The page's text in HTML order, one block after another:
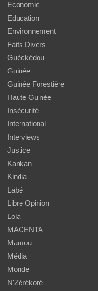
Economie
Education
Environnement
Faits Divers
Guéckédou
Guinée
Guinée Forestière
Haute Guinée
Insécurité
International
Interviews
Justice
Kankan
Kindia
Labé
Libre Opinion
Lola
MACENTA
Mamou
Média
Monde
N'Zérékoré